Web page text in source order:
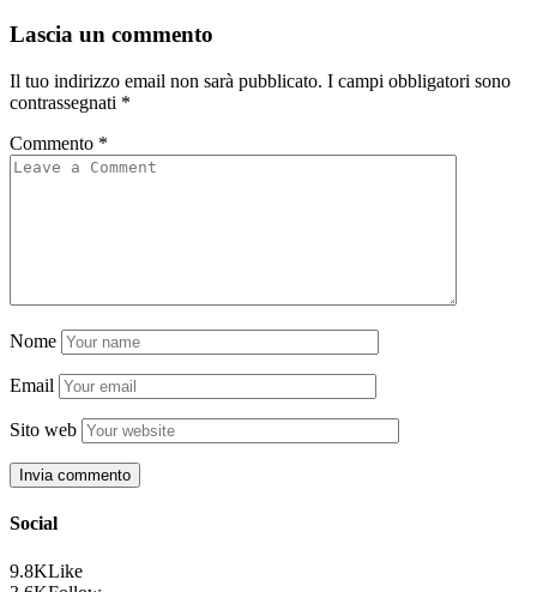
Lascia un commento
Il tuo indirizzo email non sarà pubblicato. I campi obbligatori sono
contrassegnati *
Commento *
Nome
Email
Sito web
Social
9.8KLike